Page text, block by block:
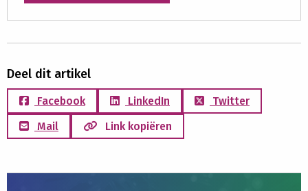
Deel dit artikel
Facebook LinkedIn
Twitter
Mail
Link kopiëren